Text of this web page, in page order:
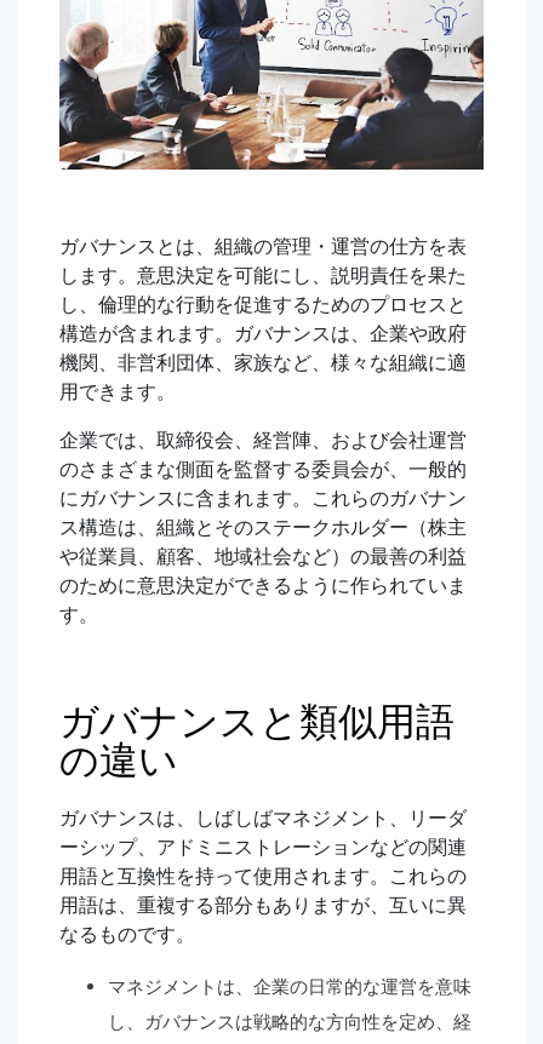
ガバナンスとは、組織の管理・運営の仕方を表
します。意思決定を可能にし、説明責任を果た
し、倫理的な行動を促進するためのプロセスと
構造が含まれます。ガバナンスは、企業や政府
機関、非営利団体、家族など、様々な組織に適
用できます。
企業では、取締役会、経営陣、および会社運営
のさまざまな側面を監督する委員会が、一般的
にガバナンスに含まれます。これらのガバナン
ス構造は、組織とそのステークホルダー（株主
や従業員、顧客、地域社会など）の最善の利益
のために意思決定ができるように作られていま
す。
ガバナンスと類似用語
の違い
ガバナンスは、しばしばマネジメント、リーダ
ーシップ、アドミニストレーションなどの関連
用語と互換性を持って使用されます。これらの
用語は、重複する部分もありますが、互いに異
なるものです。
マネジメント は、企業の日常的な運営を意味
し、ガバナンスは戦略的な方向性を定め、経